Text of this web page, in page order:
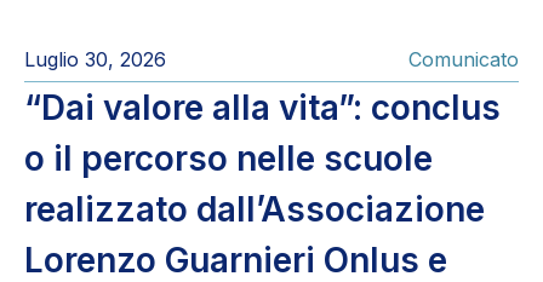
Luglio 30, 2026 Comunicato
“Dai valore alla vita”: conclus
o il percorso nelle scuole
realizzato dall’Associazione
Lorenzo Guarnieri Onlus e